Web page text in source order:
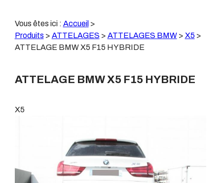
Vous êtes ici : Accueil >
Produits > ATTELAGES > ATTELAGES BMW> X5 >
ATTELAGE BMW X5 F15 HYBRIDE
ATTELAGE BMW X5 F15 HYBRIDE
X5